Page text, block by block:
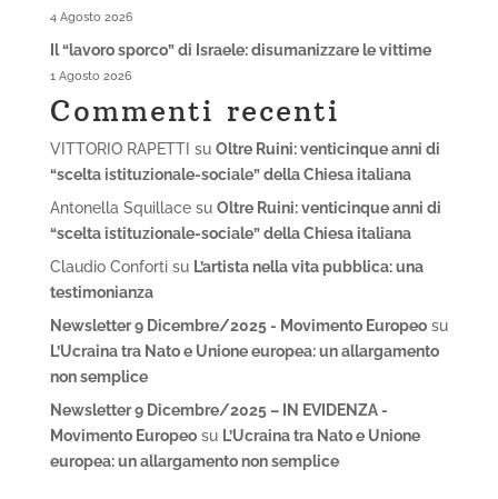
4 Agosto 2026
Il “lavoro sporco” di Israele: disumanizzare le vittime
1 Agosto 2026
Commenti recenti
VITTORIO RAPETTI su Oltre Ruini: venticinque anni di
“scelta istituzionale-sociale” della Chiesa italiana
Antonella Squillacesu Oltre Ruini: venticinque anni di
“scelta istituzionale-sociale” della Chiesa italiana
Claudio Confortisu L’artista nella vita pubblica: una
testimonianza
Newsletter 9 Dicembre/2025 - Movimento Europeosu
L’Ucraina tra Nato e Unione europea: un allargamento
non semplice
Newsletter 9 Dicembre/2025 – IN EVIDENZA -
Movimento Europeosu L’Ucraina tra Nato e Unione
europea: un allargamento non semplice